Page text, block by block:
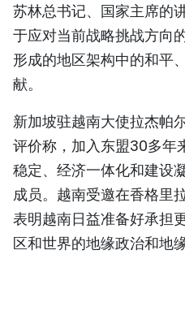
苏林总书记、国家主席的
于应对当前战略挑战方向
形成的地区架构中的和平
献。
新加坡驻越南大使拉杰帕
评价称，加入东盟30多年
稳定、经济一体化和建设
成员。越南受邀在香格里
表明越南日益准备好承担
区和世界的地缘政治和地